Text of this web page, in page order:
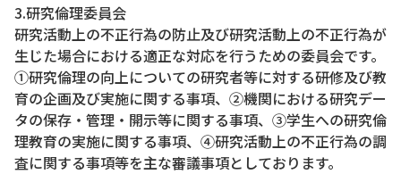
3.研究倫理委員会
研究活動上の不正行為の防止及び研究活動上の不正行為が
生じた場合における適正な対応を行うための委員会です。
①研究倫理の向上についての研究者等に対する研修及び教
育の企画及び実施に関する事項、②機関における研究デー
タの保存・管理・開示等に関する事項、③学生への研究倫
理教育の実施に関する事項、④研究活動上の不正行為の調
査に関する事項等を主な審議事項としております。